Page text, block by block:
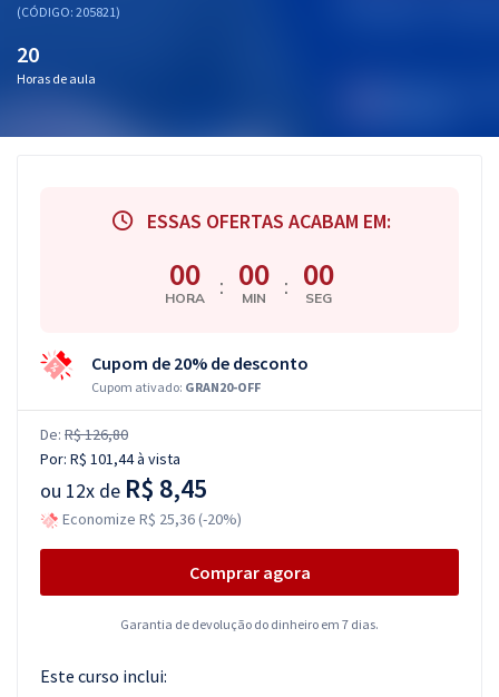
Blog
Aprovados
(CÓDIGO: 205821)
20
Horas de aula
ESSAS OFERTAS ACABAM EM:
00
HORA : 00
MIN : 00
SEG
Cupom de 20% de desconto
Cupom ativado: GRAN20-OFF
De: R$ 126,80
Por: R$ 101,44à vista
ou 12x de R$ 8,45
Economize R$ 25,36 (-20%)
Comprar agora
Garantia de devolução do dinheiro em 7 dias.
Este curso inclui: